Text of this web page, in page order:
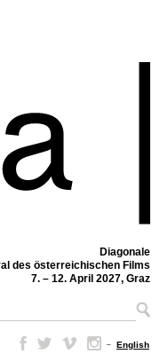
Diagonale
des österreichischen Films
7. – 12. April 2027, Graz
– English